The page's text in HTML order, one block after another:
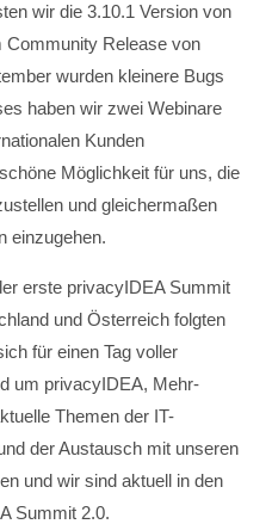
wir die 3.10.1 Version von
Community Release von
wurden kleinere Bugs
haben wir zwei Webinare
Kunden
Möglichkeit für uns, die
und gleichermaßen
einzugehen.
erste privacyIDEA Summit
und Österreich folgten
für einen Tag voller
um privacyIDEA, Mehr-
Themen der IT-
der Austausch mit unseren
und wir sind aktuell in den
Summit 2.0.